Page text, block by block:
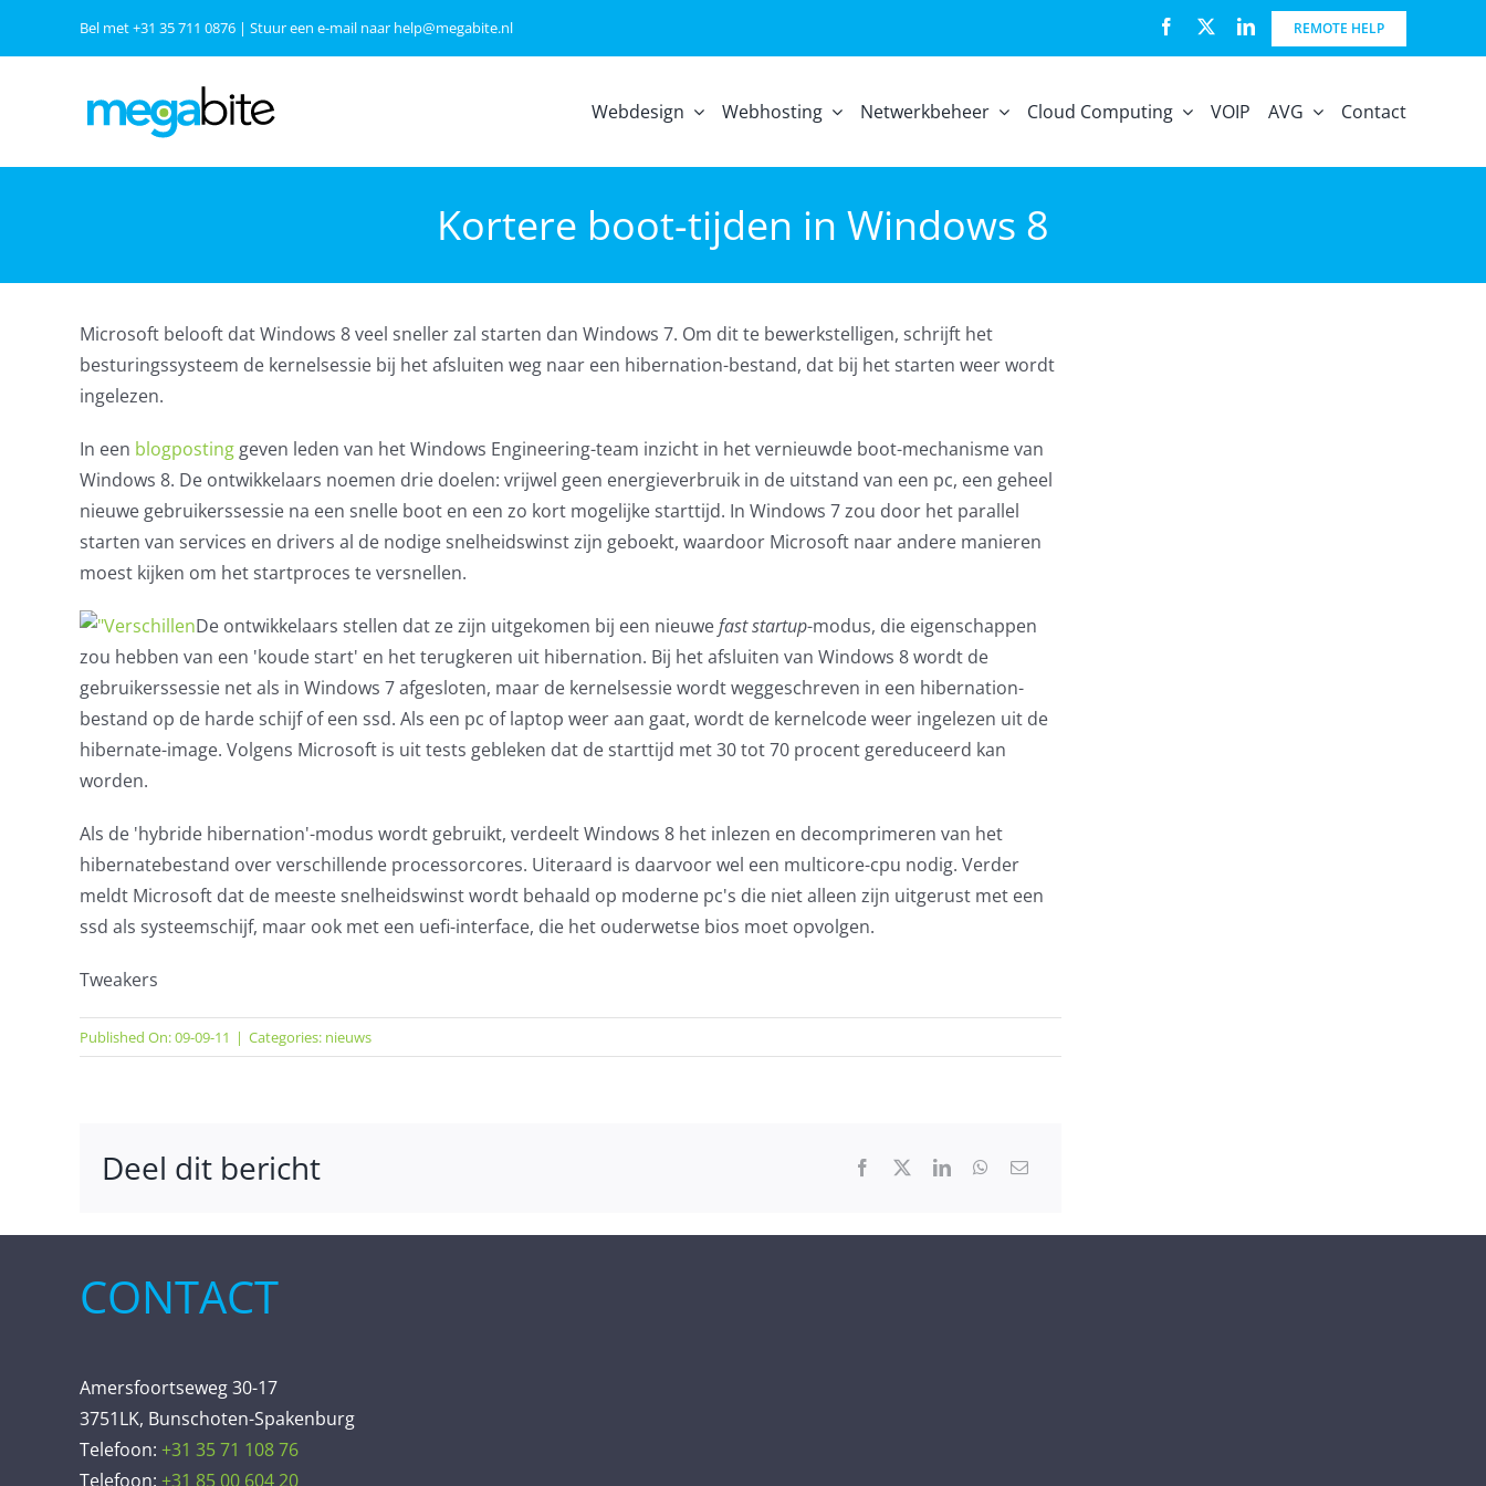
Bel met+31 35 711 0876| Stuur een e-mail naar help@megabite.nl REMOTE HELP
Webdesign Webhosting Netwerkbeheer Cloud Computing VOIP AVG Contact
Kortere boot-tijden in Windows 8
Microsoft belooft dat Windows 8 veel sneller zal starten dan Windows 7. Om dit te bewerkstelligen, schrijft het
besturingssysteem de kernelsessie bij het afsluiten weg naar een hibernation-bestand, dat bij het starten weer wordt
ingelezen.
In een blogpostinggeven leden van het Windows Engineering-team inzicht in het vernieuwde boot-mechanisme van
Windows 8. De ontwikkelaars noemen drie doelen: vrijwel geen energieverbruik in de uitstand van een pc, een geheel
nieuwe gebruikerssessie na een snelle boot en een zo kort mogelijke starttijd. In Windows 7 zou door het parallel
starten van services en drivers al de nodige snelheidswinst zijn geboekt, waardoor Microsoft naar andere manieren
moest kijken om het startproces te versnellen.
De ontwikkelaars stellen dat ze zijn uitgekomen bij een nieuwefast startup-modus, die eigenschappen
zou hebben van een 'koude start' en het terugkeren uit hibernation. Bij het afsluiten van Windows 8 wordt de
gebruikerssessie net als in Windows 7 afgesloten, maar de kernelsessie wordt weggeschreven in een hibernation-
bestand op de harde schijf of een ssd. Als een pc of laptop weer aan gaat, wordt de kernelcode weer ingelezen uit de
hibernate-image. Volgens Microsoft is uit tests gebleken dat de starttijd met 30 tot 70 procent gereduceerd kan
worden.
Als de 'hybride hibernation'-modus wordt gebruikt, verdeelt Windows 8 het inlezen en decomprimeren van het
hibernatebestand over verschillende processorcores. Uiteraard is daarvoor wel een multicore-cpu nodig. Verder
meldt Microsoft dat de meeste snelheidswinst wordt behaald op moderne pc's die niet alleen zijn uitgerust met een
ssd als systeemschijf, maar ook met een uefi-interface, die het ouderwetse bios moet opvolgen.
Tweakers
Published On: 09-09-11 | Categories: nieuws
Deel dit bericht
CONTACT
Amersfoortseweg 30-17
3751LK, Bunschoten-Spakenburg
Telefoon: +31 35 71 108 76
Telefoon: +31 85 00 604 20